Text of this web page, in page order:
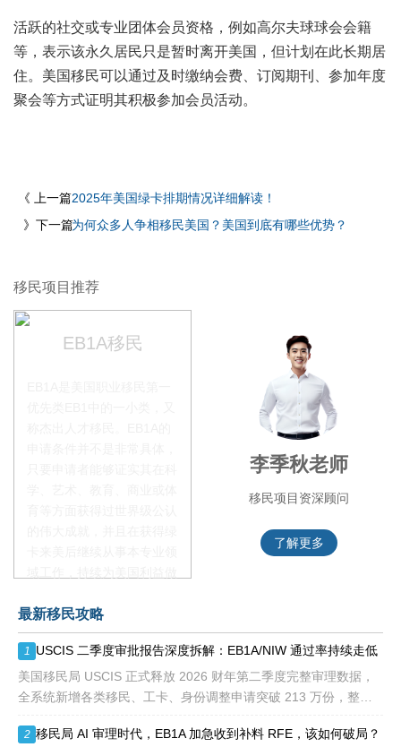
活跃的社交或专业团体会员资格，例如高尔夫球球会会籍
等，表示该永久居民只是暂时离开美国，但计划在此长期居
住。美国移民可以通过及时缴纳会费、订阅期刊、参加年度
聚会等方式证明其积极参加会员活动。
《 上一篇2025年美国绿卡排期情况详细解读！
》下一篇为何众多人争相移民美国？美国到底有哪些优势？
移民项目推荐
EB1A移民
额占全球移民签证配额的
28.6%，即大约4万个移民
签证，都会用于满足"优
先"移民类别的申请。EB1A
不需要雇主支持、不用办理
等的限制，所以也愈来愈受
李季秋老师
移民项目资深顾问
了解更多
最新移民攻略
1
USCIS 二季度审批报告深度拆解：EB1A/NIW 通过率持续走低
美国移民局 USCIS 正式释放 2026 财年第二季度完整审理数据，
全系统新增各类移民、工卡、身份调整申请突破 213 万份，整体
2 移民局 AI 审理时代，EB1A 加急收到补料 RFE，该如何破局？